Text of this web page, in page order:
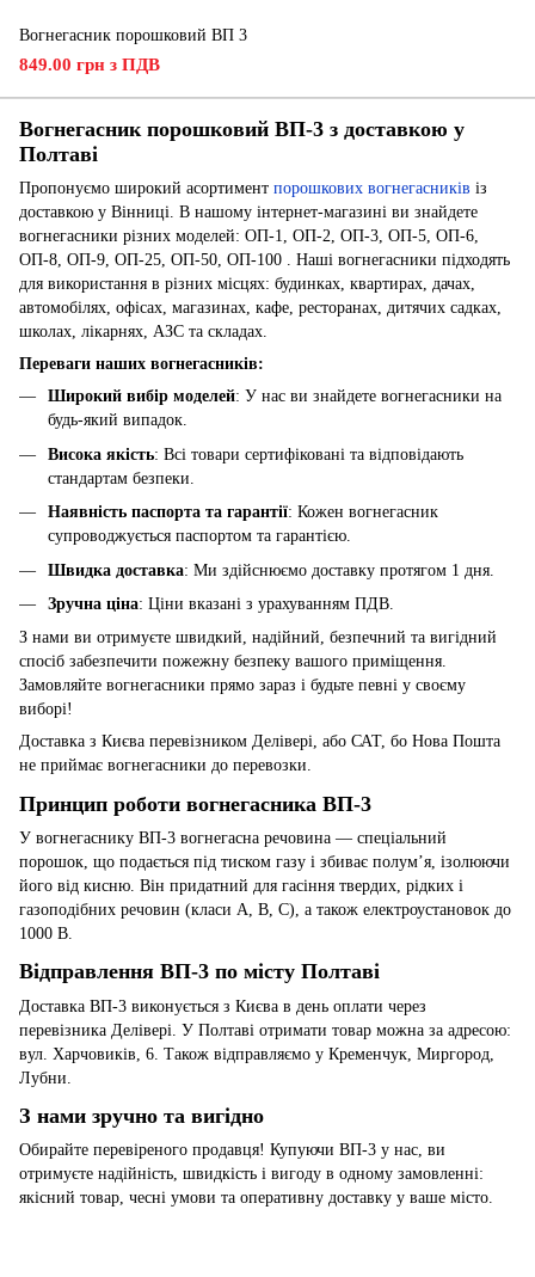
Вогнегасник порошковий ВП 3
849.00 грн з ПДВ
Вогнегасник порошковий ВП-3 з доставкою у
Полтаві
Пропонуємо широкий асортимент порошкових вогнегасників із
доставкою у Вінниці. В нашому інтернет-магазині ви знайдете
вогнегасники різних моделей: ОП-1, ОП-2, ОП-3, ОП-5, ОП-6,
ОП-8, ОП-9, ОП-25, ОП-50, ОП-100 . Наші вогнегасники підходять
для використання в різних місцях: будинках, квартирах, дачах,
автомобілях, офісах, магазинах, кафе, ресторанах, дитячих садках,
школах, лікарнях, АЗС та складах.
Переваги наших вогнегасників:
Широкий вибір моделей: У нас ви знайдете вогнегасники на
будь-який випадок.
Висока якість: Всі товари сертифіковані та відповідають
стандартам безпеки.
Наявність паспорта та гарантії: Кожен вогнегасник
супроводжується паспортом та гарантією.
Швидка доставка: Ми здійснюємо доставку протягом 1 дня.
Зручна ціна: Ціни вказані з урахуванням ПДВ.
З нами ви отримуєте швидкий, надійний, безпечний та вигідний
спосіб забезпечити пожежну безпеку вашого приміщення.
Замовляйте вогнегасники прямо зараз і будьте певні у своєму
виборі!
Доставка з Києва перевізником Делівері, або САТ, бо Нова Пошта
не приймає вогнегасники до перевозки.
Принцип роботи вогнегасника ВП-3
У вогнегаснику ВП-3 вогнегасна речовина — спеціальний
порошок, що подається під тиском газу і збиває полум’я, ізолюючи
його від кисню. Він придатний для гасіння твердих, рідких і
газоподібних речовин (класи A, B, C), а також електроустановок до
1000 В.
Відправлення ВП-3 по місту Полтаві
Доставка ВП-3 виконується з Києва в день оплати через
перевізника Делівері. У Полтаві отримати товар можна за адресою:
вул. Харчовиків, 6. Також відправляємо у Кременчук, Миргород,
Лубни.
З нами зручно та вигідно
Обирайте перевіреного продавця! Купуючи ВП-3 у нас, ви
отримуєте надійність, швидкість і вигоду в одному замовленні:
якісний товар, чесні умови та оперативну доставку у ваше місто.